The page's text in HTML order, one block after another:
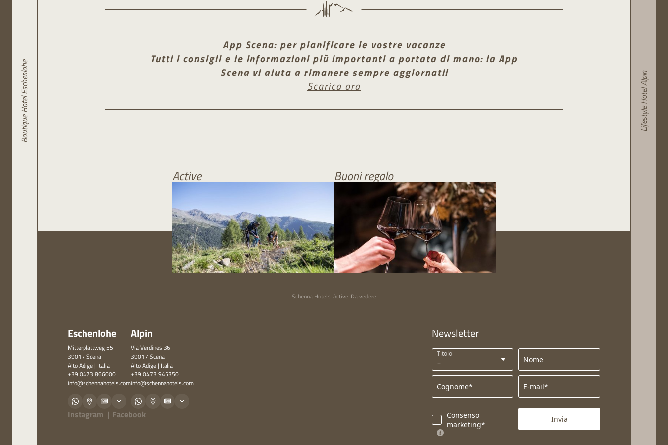
Lifestyle Hotel Alpin
Boutique Hotel Eschenlohe
Distanza: circa 29 km
App Scena: per pianificare le vostre vacanze
Tutti i consigli e le informazioni più importanti a portata di mano: la App
Scena vi aiuta a rimanere sempre aggiornati!
Scarica ora
Active Buoni regalo
Schenna Hotels-Active-Da vedere
Eschenlohe
Mitterplattweg 55
39017 Scena
Alto Adige | Italia
+39 0473 866000
info@schennahotels.com
Alpin
Via Verdines 36
39017 Scena
Alto Adige | Italia
+39 0473 945350
info@schennahotels.com
Instagram | Facebook
Newsletter
Titolo
Nome
Cognome* E-mail*
Consenso
marketing*
Invia